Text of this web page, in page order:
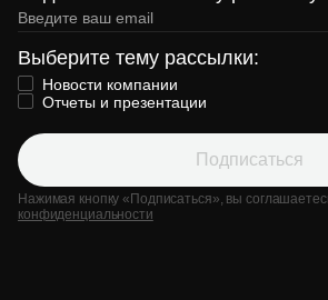
Выберите тему рассылки:
Новости компании
Отчеты и презентации
Подписаться
Нажимая кнопку «Подписаться», вы
конфиденциальности